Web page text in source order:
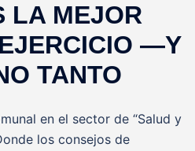
LA MEJOR
—Y
TANTO
en el sector de “Salud y
los consejos de